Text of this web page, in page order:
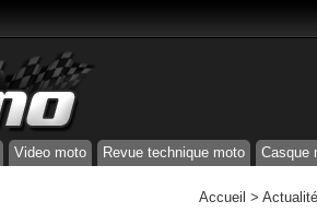
Video moto Revue technique moto Casque
Accueil >